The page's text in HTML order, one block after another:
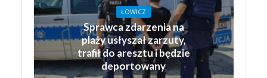
ŁOWICZ
Sprawca zdarzenia na
plaży usłyszał zarzuty,
trafił do aresztu i będzie
deportowany